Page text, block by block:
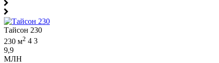
Тайсон 230
230 м2 4 3
9,9
МЛН